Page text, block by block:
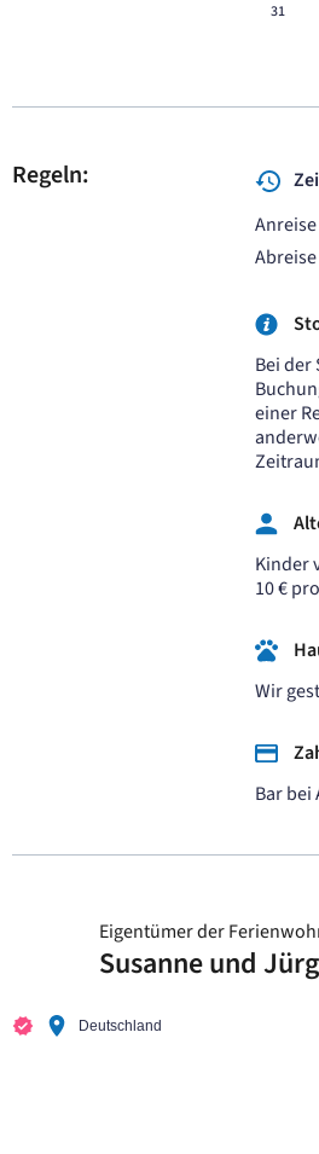
31
Regeln:
Anreise
Abreise
Bei
einer
Kinder
10 €
Wir
Bar bei
Eigentümer der
Susanne und
Deutschland